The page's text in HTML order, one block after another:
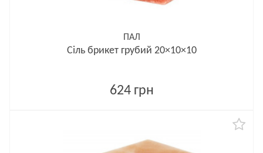
ПАЛ
Сіль брикет грубий 20×10×10
624 грн